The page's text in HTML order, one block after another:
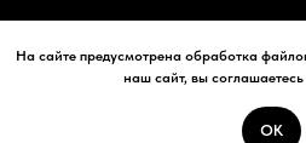
На сайте предусмотрена обработка
наш сайт, вы
ОК
публичной офертой. Наличие и
уточнить по телефону+7 (965)
салонах.